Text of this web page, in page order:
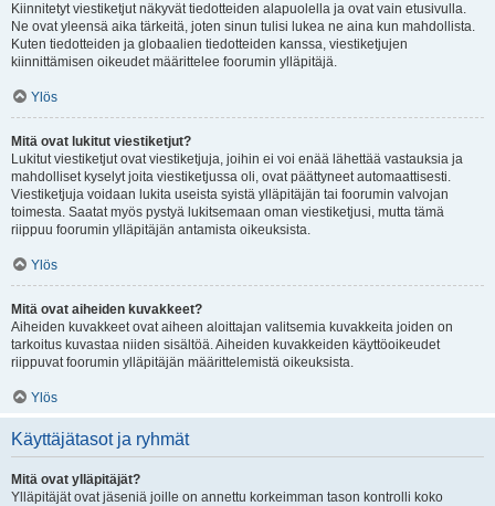
Kiinnitetyt viestiketjut näkyvät tiedotteiden alapuolella ja ovat vain etusivulla.
Ne ovat yleensä aika tärkeitä, joten sinun tulisi lukea ne aina kun mahdollista.
Kuten tiedotteiden ja globaalien tiedotteiden kanssa, viestiketjujen
kiinnittämisen oikeudet määrittelee foorumin ylläpitäjä.
Ylös
Mitä ovat lukitut viestiketjut?
Lukitut viestiketjut ovat viestiketjuja, joihin ei voi enää lähettää vastauksia ja
mahdolliset kyselyt joita viestiketjussa oli, ovat päättyneet automaattisesti.
Viestiketjuja voidaan lukita useista syistä ylläpitäjän tai foorumin valvojan
toimesta. Saatat myös pystyä lukitsemaan oman viestiketjusi, mutta tämä
riippuu foorumin ylläpitäjän antamista oikeuksista.
Ylös
Mitä ovat aiheiden kuvakkeet?
Aiheiden kuvakkeet ovat aiheen aloittajan valitsemia kuvakkeita joiden on
tarkoitus kuvastaa niiden sisältöä. Aiheiden kuvakkeiden käyttöoikeudet
riippuvat foorumin ylläpitäjän määrittelemistä oikeuksista.
Ylös
Käyttäjätasot ja ryhmät
Mitä ovat ylläpitäjät?
Ylläpitäjät ovat jäseniä joille on annettu korkeimman tason kontrolli koko